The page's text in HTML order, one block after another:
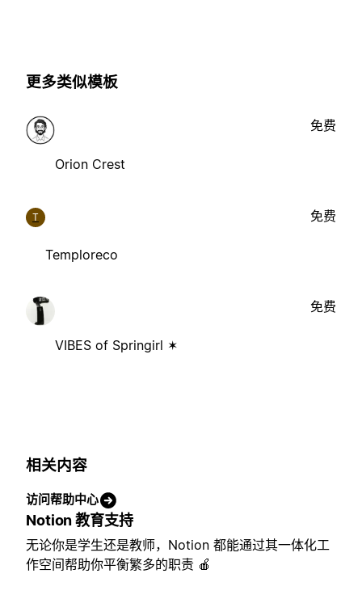
更多类似模板
Orion Crest
免费
T
Temploreco
免费
VIBES of Springirl ✶
免费
相关内容
访问帮助中心
Notion 教育支持
无论你是学生还是教师，Notion 都能通过其一体化工
作空间帮助你平衡繁多的职责 🍎